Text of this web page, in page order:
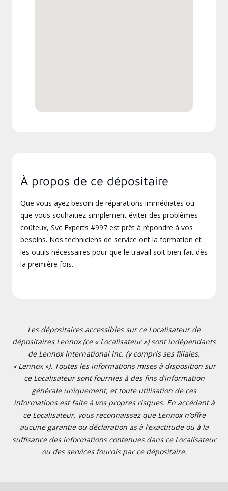
À propos de ce dépositaire
Que vous ayez besoin de réparations immédiates ou
que vous souhaitiez simplement éviter des problèmes
coûteux, Svc Experts #997 est prêt à répondre à vos
besoins. Nos techniciens de service ont la formation et
les outils nécessaires pour que le travail soit bien fait dès
la première fois.
Les dépositaires accessibles sur ce Localisateur de
dépositaires Lennox (ce « Localisateur ») sont indépendants
de Lennox International Inc. (y compris ses filiales,
« Lennox »). Toutes les informations mises à disposition sur
ce Localisateur sont fournies à des fins d’information
générale uniquement, et toute utilisation de ces
informations est faite à vos propres risques. En accédant à
ce Localisateur, vous reconnaissez que Lennox n’offre
aucune garantie ou déclaration as à l’exactitude ou à la
suffisance des informations contenues dans ce Localisateur
ou des services fournis par ce dépositaire.